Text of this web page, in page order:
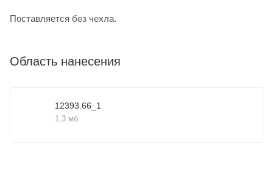
Поставляется без чехла.
Область нанесения
12393.66_1
1,3 мб